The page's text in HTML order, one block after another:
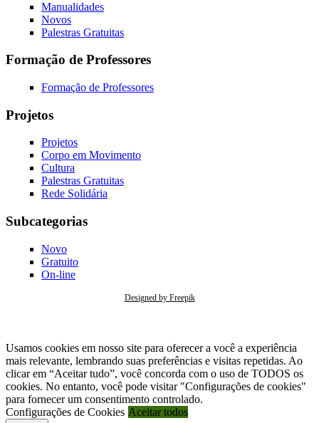
Manualidades
Novos
Palestras Gratuitas
Formação de Professores
Formação de Professores
Projetos
Projetos
Corpo em Movimento
Cultura
Palestras Gratuitas
Rede Solidária
Subcategorias
Novo
Gratuito
On-line
Designed by Freepik
Usamos cookies em nosso site para oferecer a você a experiência
mais relevante, lembrando suas preferências e visitas repetidas. Ao
clicar em “Aceitar tudo”, você concorda com o uso de TODOS os
cookies. No entanto, você pode visitar "Configurações de cookies"
para fornecer um consentimento controlado.
Configurações de Cookies Aceitar todos